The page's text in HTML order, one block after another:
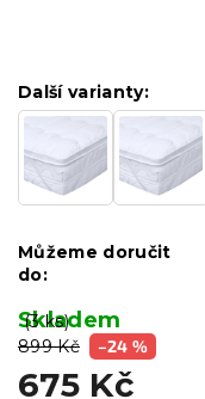
899 Kč –24 %
675 Kč
Skladem
(3 ks)
Další varianty:
Můžeme doručit
do: